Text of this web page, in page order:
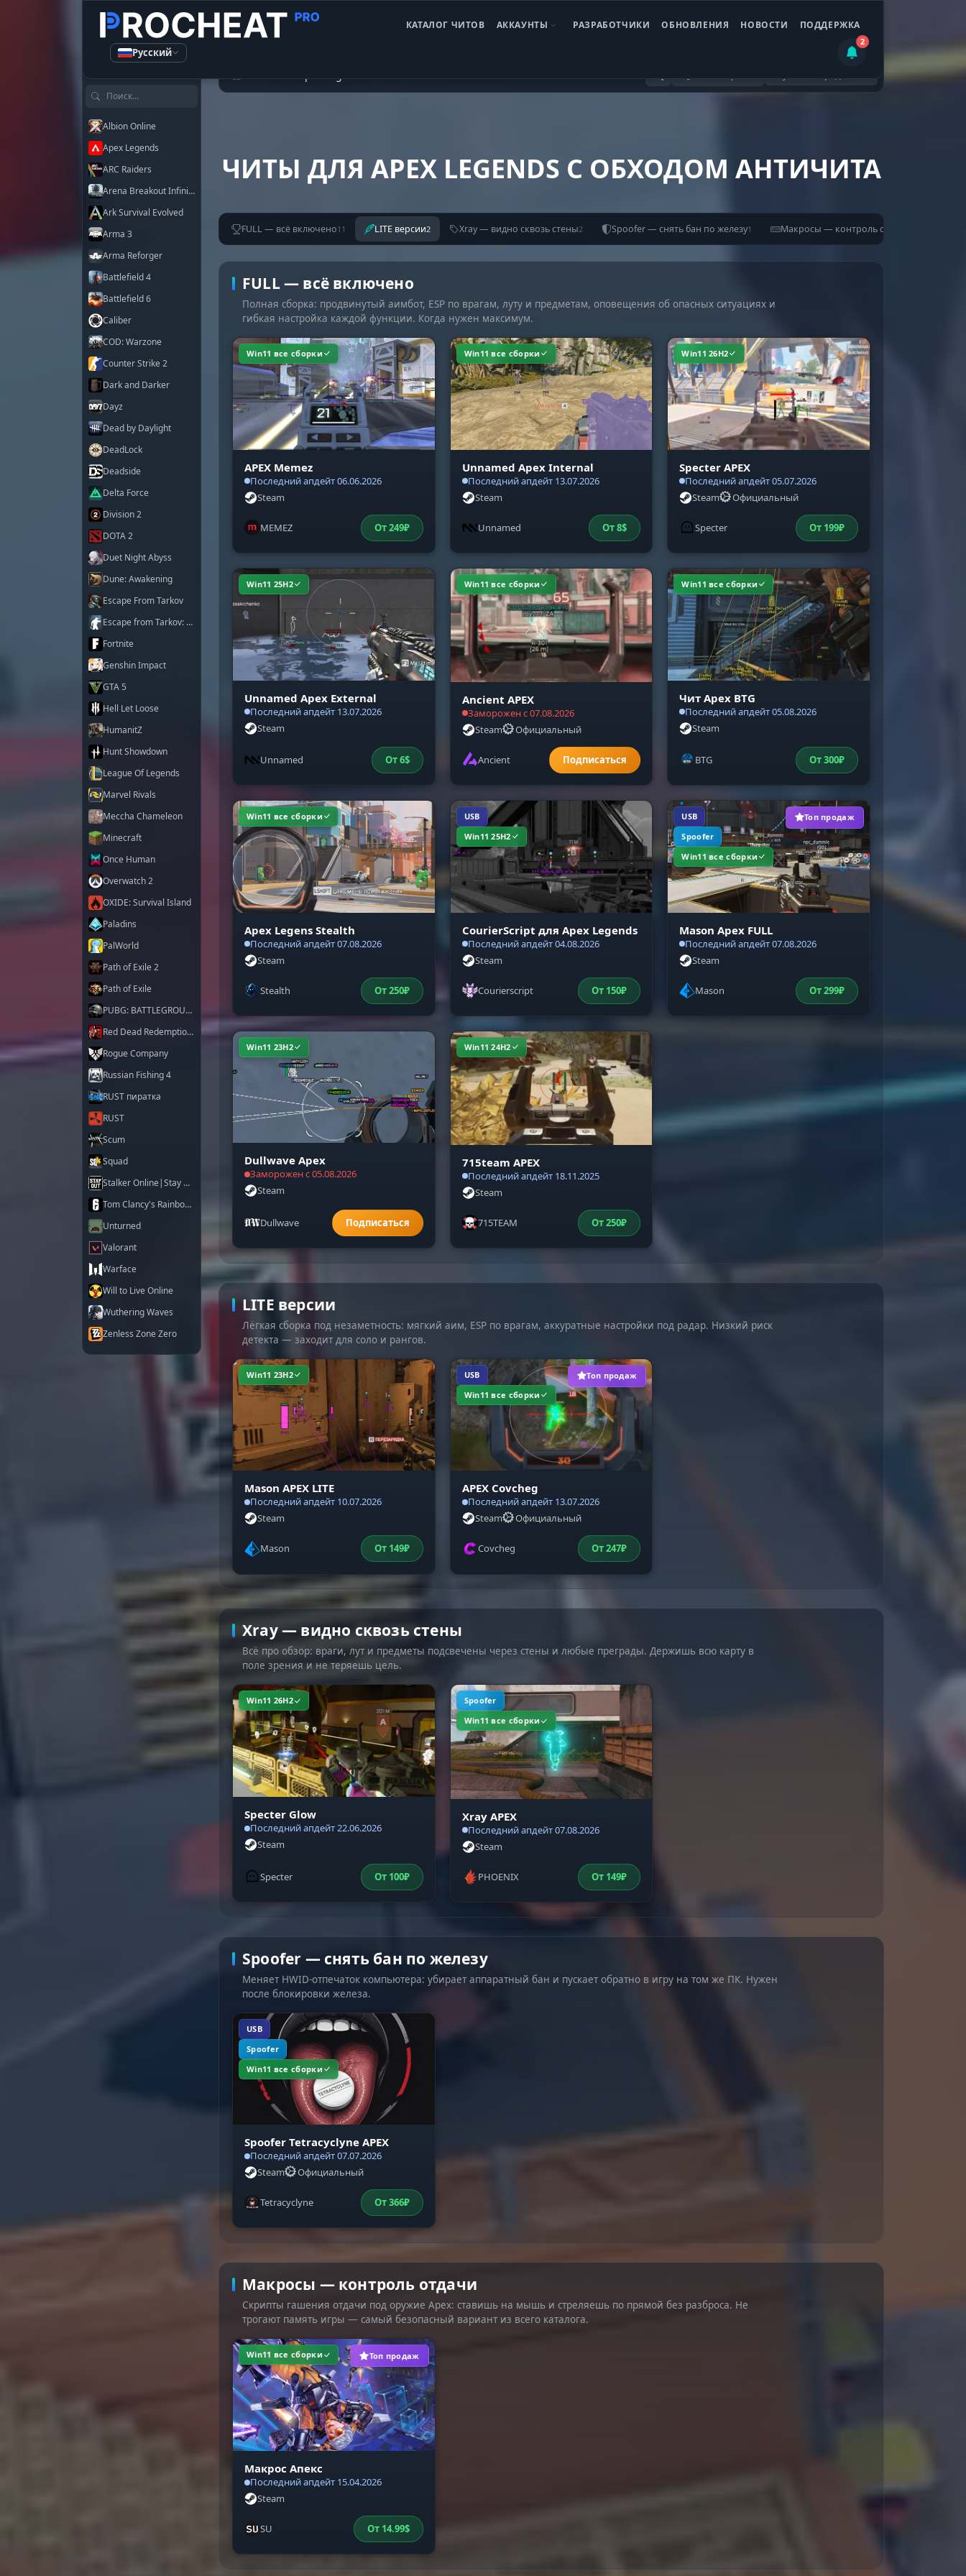
КАТАЛОГ ЧИТОВ АККАУНТЫ РАЗРАБОТЧИКИ ОБНОВЛЕНИЯ НОВОСТИ ПОДДЕРЖКА
Русский
2
Поиск по играм
Albion Online
Apex Legends
ARC Raiders
Arena Breakout Infinite
Ark Survival Evolved
Arma 3
Arma Reforger
Battlefield 4
Battlefield 6
Caliber
COD: Warzone
Counter Strike 2
Dark and Darker
Dayz
Dead by Daylight
DeadLock
Deadside
Delta Force
Division 2
DOTA 2
Duet Night Abyss
Dune: Awakening
Escape From Tarkov
Escape from Tarkov: Arena
Fortnite
Genshin Impact
GTA 5
Hell Let Loose
HumanitZ
Hunt Showdown
League Of Legends
Marvel Rivals
Meccha Chameleon
Minecraft
Once Human
Overwatch 2
OXIDE: Survival Island
Paladins
PalWorld
Path of Exile 2
Path of Exile
PUBG: BATTLEGROUNDS
Red Dead Redemption 2
Rogue Company
Russian Fishing 4
RUST пиратка
RUST
Scum
Squad
Stalker Online|Stay Out
Tom Clancy's Rainbow Six Siege X
Unturned
Valorant
Warface
Will to Live Online
Wuthering Waves
Zenless Zone Zero
Читы Apex Legends
ЧИТЫ ДЛЯ APEX LEGENDS С ОБХОДОМ АНТИЧИТА
FULL — всё включено11 LITE версии2 Xray — видно сквозь стены2 Spoofer — снять бан по железу1 Макросы — контроль отдачи
FULL — всё включено
Полная сборка: продвинутый аимбот, ESP по врагам, луту и предметам, оповещения об опасных ситуациях и
гибкая настройка каждой функции. Когда нужен максимум.
Win11 все сборки
APEX Memez
Последний апдейт 06.06.2026
Steam
MEMEZ От249₽
Win11 все сборки
Unnamed Apex Internal
Последний апдейт 13.07.2026
Steam
Unnamed От8$
Win11 26H2
Specter APEX
Последний апдейт 05.07.2026
Steam
Официальный
Specter От 199₽
Win11 25H2
Unnamed Apex External
Последний апдейт 13.07.2026
Steam
Unnamed От6$
Win11 все сборки
Ancient APEX
Заморожен с 07.08.2026
Steam
Официальный
Ancient
Win11 все сборки
Чит Apex BTG
Последний апдейт 05.08.2026
Steam
BTG От300₽
Win11 все сборки
Apex Legens Stealth
Последний апдейт 07.08.2026
Steam
Stealth От250₽
USB
Win11 25H2
CourierScript для Apex Legends
Последний апдейт 04.08.2026
Steam
Courierscript От 150₽
USB
Spoofer
Win11 все сборки
Топ продаж
Mason Apex FULL
Последний апдейт 07.08.2026
Steam
Mason От299₽
Win11 23H2
Dullwave Apex
Заморожен с 05.08.2026
Steam
Dullwave
Win11 24H2
715team APEX
Последний апдейт 18.11.2025
Steam
715TEAM От250₽
LITE версии
Лёгкая сборка под незаметность: мягкий аим, ESP по врагам, аккуратные настройки под радар. Низкий риск
детекта — заходит для соло и рангов.
Win11 23H2
Mason APEX LITE
Последний апдейт 10.07.2026
Steam
Mason От 149₽
USB
Win11 все сборки
Топ продаж
APEX Covcheg
Последний апдейт 13.07.2026
Steam
Официальный
Covcheg От247₽
Xray — видно сквозь стены
Всё про обзор: враги, лут и предметы подсвечены через стены и любые преграды. Держишь всю карту в
поле зрения и не теряешь цель.
Win11 26H2
Specter Glow
Последний апдейт 22.06.2026
Steam
Specter От 100₽
Spoofer
Win11 все сборки
Xray APEX
Последний апдейт 07.08.2026
Steam
PHOENIX От 149₽
Spoofer — снять бан по железу
Меняет HWID-отпечаток компьютера: убирает аппаратный бан и пускает обратно в игру на том же ПК. Нужен
после блокировки железа.
USB
Spoofer
Win11 все сборки
Spoofer Tetracyclyne APEX
Последний апдейт 07.07.2026
Steam
Официальный
Tetracyclyne От366₽
Макросы — контроль отдачи
Скрипты гашения отдачи под оружие Apex: ставишь на мышь и стреляешь по прямой без разброса. Не
трогают память игры — самый безопасный вариант из всего каталога.
Win11 все сборки Топ продаж
Макрос Апекс
Последний апдейт 15.04.2026
Steam
SU От 14.99$